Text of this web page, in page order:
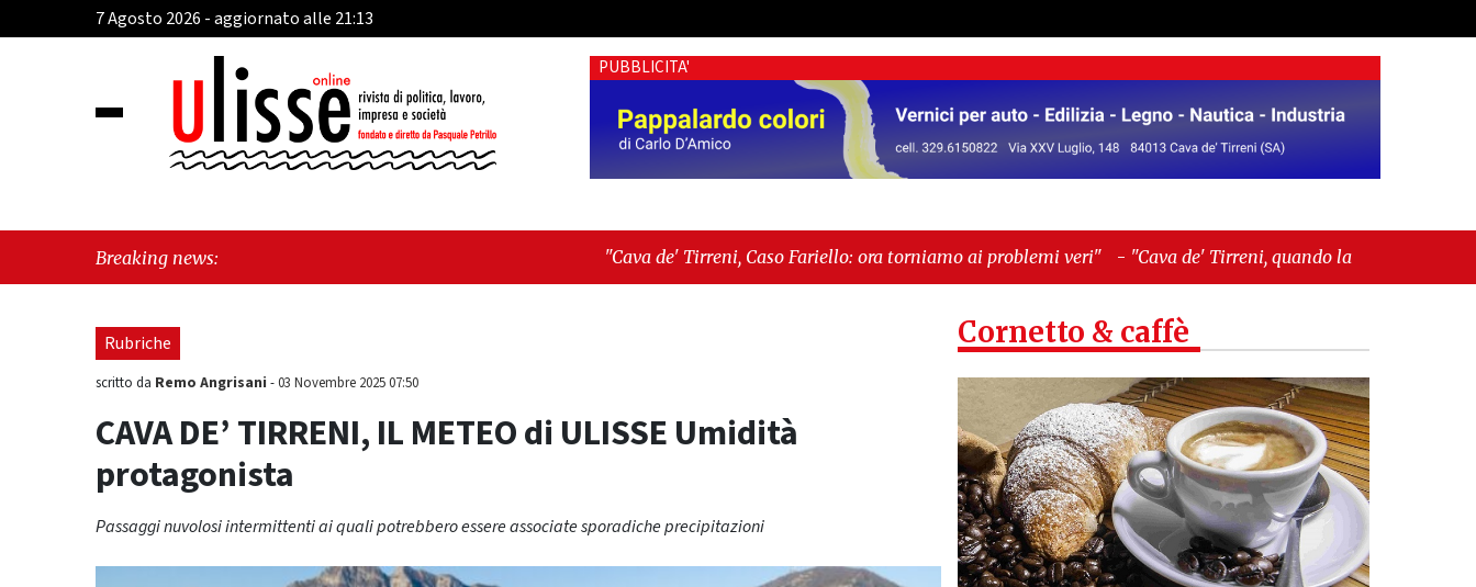
7 Agosto 2026 - aggiornato alle 21:13
PUBBLICITA'
Breaking news: "Cava de' Tirreni, Caso Fariello: ora torniamo ai problemi veri" - "Cava de' Tirreni, quando la burocrazia dimentica
perché esiste"
Rubriche
scritto da Remo Angrisani -03 Novembre 2025 07:50
CAVA DE’ TIRRENI, IL METEO di ULISSE Umidità
protagonista
Passaggi nuvolosi intermittenti ai quali potrebbero essere associate sporadiche precipitazioni
Cornetto & caffè